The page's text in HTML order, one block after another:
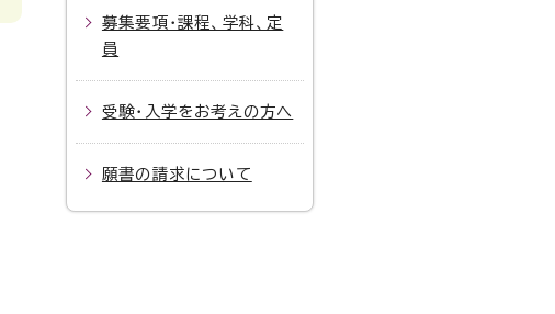
募集要項・課程、学科、定
員
受験・入学をお考えの方へ
願書の請求について